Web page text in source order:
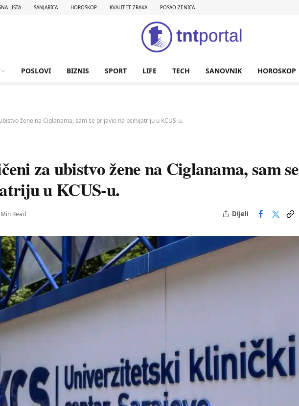
LISTA SANJARICA HOROSKOP KVALITET ZRAKA POSAO ZENICA
POSLOVI BIZNIS SPORT LIFE TECH SANOVNIK HOROSKOP
žene na Ciglanama, sam se prijavio na psihijatriju u KCUS-u.
za ubistvo žene na Ciglanama, sam se
u KCUS-u.
Read Dijeli